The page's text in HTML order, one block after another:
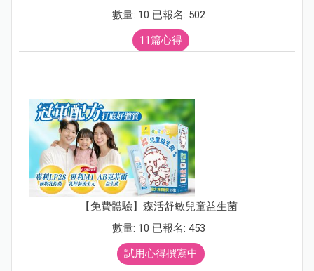
數量: 10 已報名: 502
11篇心得
【免費體驗】森活舒敏兒童益生菌
數量: 10 已報名: 453
試用心得撰寫中